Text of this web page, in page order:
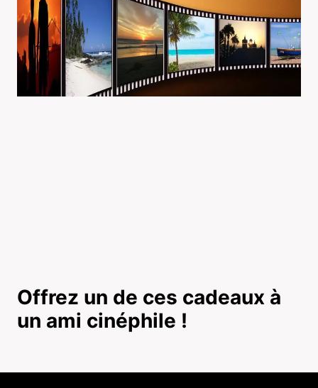
Offrez un de ces cadeaux à
un ami cinéphile !